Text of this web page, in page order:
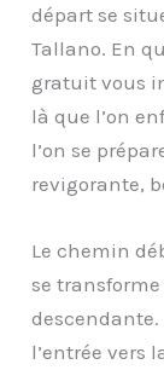
départ se
Tallano. En
gratuit vous
là que l’on
l’on se
revigorante,
Le chemin
se
l’entrée vers